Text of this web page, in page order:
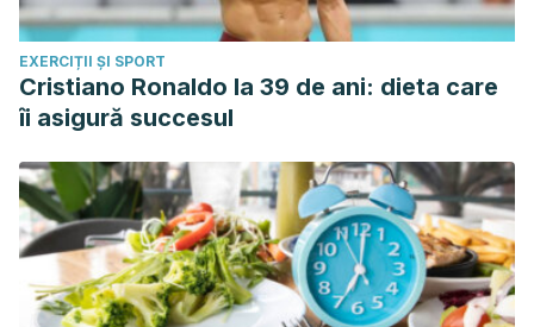
EXERCIȚII ȘI SPORT
Cristiano Ronaldo la 39 de ani: dieta care
îi asigură succesul